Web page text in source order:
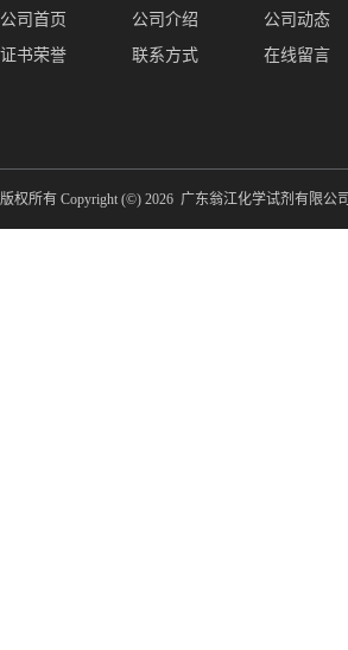
公司首页 公司介绍 公司动态
证书荣誉
联系方式 在线留言
版权所有 Copyright (©) 2026 广东翁江化学试剂有限公司